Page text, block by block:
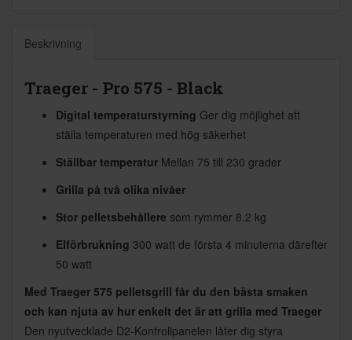
Beskrivning
Traeger - Pro 575 - Black
Digital temperaturstyrning Ger dig möjlighet att
ställa temperaturen med hög säkerhet
Ställbar temperatur Mellan 75 till 230 grader
Grilla på två olika nivåer
Stor pelletsbehållere som rymmer 8.2 kg
Elförbrukning 300 watt de första 4 minuterna därefter
50 watt
Med Traeger 575 pelletsgrill får du den bästa smaken
och kan njuta av hur enkelt det är att grilla med Traeger
Den nyutvecklade D2-Kontrollpanelen låter dig styra